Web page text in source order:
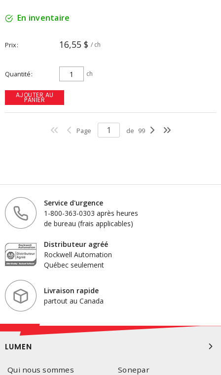
En inventaire
Prix 16,55 $ / ch
Quantité ch
AJOUTER AU
PANIER
Page de 99
Service d'urgence
1-800-363-0303 après heures
de bureau (frais applicables)
Distributeur agréé
Rockwell Automation
Québec seulement
Livraison rapide
partout au Canada
LUMEN
Qui nous sommes
Sonepar